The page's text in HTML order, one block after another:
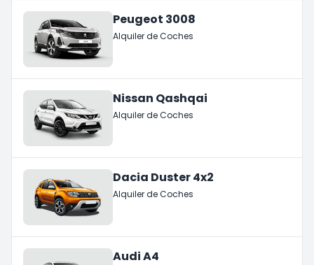
Peugeot 3008
Alquiler de Coches
Nissan Qashqai
Alquiler de Coches
Dacia Duster 4x2
Alquiler de Coches
Audi A4